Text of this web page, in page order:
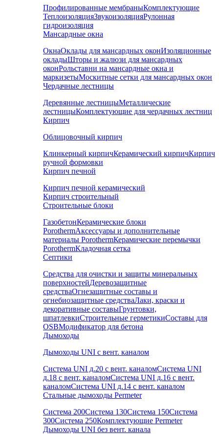
Профилированные мембраныКомплектующие
ТеплоизоляцияЗвукоизоляцияРулонная
гидроизоляция
Мансардные окна
ОкнаОклады для мансардных оконИзоляционные
окладыШторы и жалюзи для мансардных
оконРольставни на мансардные окна и
маркизетыМоскитные сетки для мансардных окон
Чердачные лестницы
Деревянные лестницыМеталлические
лестницыКомплектующие для чердачных лестниц
Кирпич
Облицовочный кирпич
Клинкерный кирпичКерамический кирпичКирпич
ручной формовки
Кирпич печной
Кирпич печной керамический
Кирпич строительный
Строительные блоки
ГазобетонКерамические блоки
PorothermАксессуары и дополнительные
материалы PorothermКерамические перемычки
PorothermКладочная сетка
Септики
Средства для очистки и защиты минеральных
поверхностейДеревозащитные
средстваОгнезащитные составы и
огнебиозащитные средстваЛаки, краски и
декоративные составыГрунтовки,
шпатлевкиСтроительные герметикиСоставы для
OSBМодификатор для бетона
Дымоходы
Дымоходы UNI с вент. каналом
Система UNI д.20 с вент. каналомСистема UNI
д.18 с вент. каналомСистема UNI д.16 с вент.
каналомСистема UNI д.14 с вент. каналом
Стальные дымоходы Permeter
Система 200Система 130Система 150Система
300Система 250Комплектующие Permeter
Дымоходы UNI без вент. канала